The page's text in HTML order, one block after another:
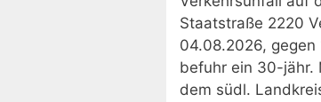
Staatstraße 2220
04.08.2026, gegen
befuhr ein 30-jähr.
dem südl.